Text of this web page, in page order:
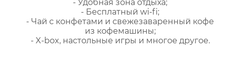
- Удобная зона отдыха;
- Бесплатный wi-fi;
- Чай с конфетами и свежезаваренный кофе
из кофемашины;
- X-box, настольные игры и многое другое.